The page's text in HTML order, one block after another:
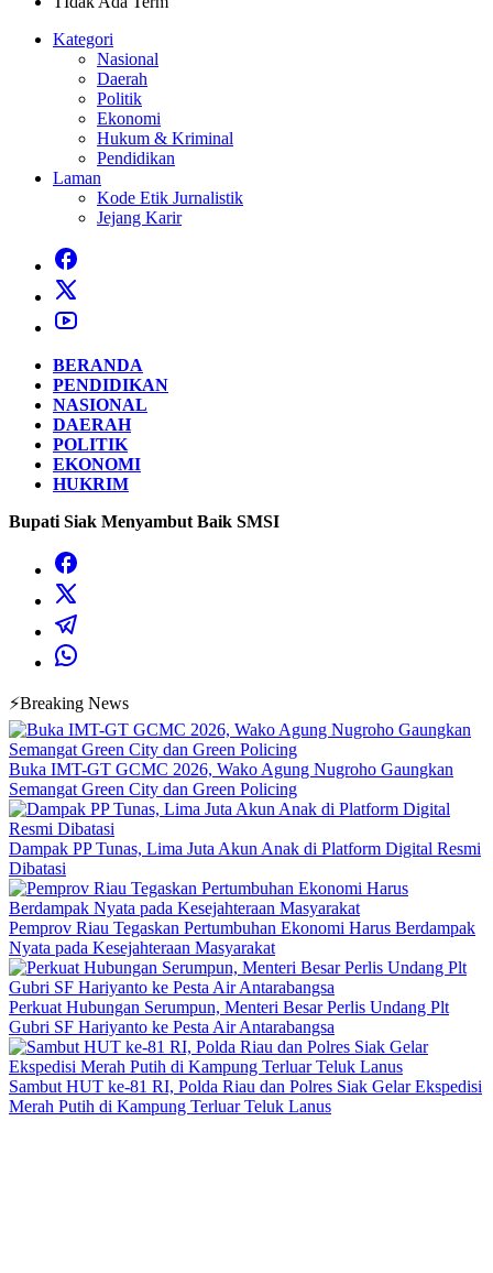
Kategori
Nasional
Daerah
Politik
Ekonomi
Hukum & Kriminal
Pendidikan
Laman
Kode Etik Jurnalistik
Jejang Karir
BERANDA
PENDIDIKAN
NASIONAL
DAERAH
POLITIK
EKONOMI
HUKRIM
Bupati Siak Menyambut Baik SMSI
⚡Breaking News
Buka IMT-GT GCMC 2026, Wako Agung Nugroho Gaungkan
Semangat Green City dan Green Policing
Dampak PP Tunas, Lima Juta Akun Anak di Platform Digital Resmi
Dibatasi
Pemprov Riau Tegaskan Pertumbuhan Ekonomi Harus Berdampak
Nyata pada Kesejahteraan Masyarakat
Perkuat Hubungan Serumpun, Menteri Besar Perlis Undang Plt
Gubri SF Hariyanto ke Pesta Air Antarabangsa
Sambut HUT ke-81 RI, Polda Riau dan Polres Siak Gelar Ekspedisi
Merah Putih di Kampung Terluar Teluk Lanus